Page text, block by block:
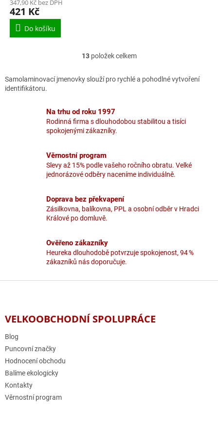
347,90 Kč bez DPH
421 Kč
Do košíku
O
l
c
í
p
k
y
v
p
i
13položek celkem
Samolaminovací jmenovky slouží pro rychlé a pohodlné vytvoření
identifikátoru.
Na trhu od roku 1997
Rodinná firma s dlouhodobou stabilitou a tisíci
spokojenými zákazníky.
Věrnostní program
Slevy až 15% podle vašeho ročního obratu. Velké
jednorázové odběry naceníme individuálně.
Doprava bez překvapení
Zásilkovna, balíkovna, PPL a osobní odběr v Hradci
Králové po domluvě.
Ověřeno zákazníky
Heureka dlouhodobě potvrzuje spokojenost, 94 %
zákazníků nás doporučuje.
Z
VELKOOBCHODNÍ SPOLUPRÁCE
Blog
Puncovní značky
Hodnocení obchodu
Balíme ekologicky
Kontakty
Věrnostní program